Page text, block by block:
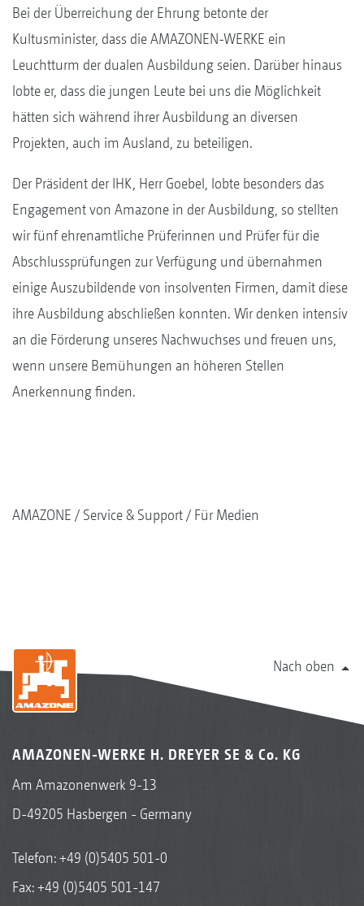
Bei der Überreichung der Ehrung betonte der
Kultusminister, dass die AMAZONEN-WERKE ein
Leuchtturm der dualen Ausbildung seien. Darüber hinaus
lobte er, dass die jungen Leute bei uns die Möglichkeit
hätten sich während ihrer Ausbildung an diversen
Projekten, auch im Ausland, zu beteiligen.
Der Präsident der IHK, Herr Goebel, lobte besonders das
Engagement von Amazone in der Ausbildung, so stellten
wir fünf ehrenamtliche Prüferinnen und Prüfer für die
Abschlussprüfungen zur Verfügung und übernahmen
einige Auszubildende von insolventen Firmen, damit diese
ihre Ausbildung abschließen konnten. Wir denken intensiv
an die Förderung unseres Nachwuchses und freuen uns,
wenn unsere Bemühungen an höheren Stellen
Anerkennung finden.
AMAZONE Service & Support Für Medien
Nach oben
AMAZONEN-WERKE H. DREYER SE & Co. KG
Am Amazonenwerk 9-13
D-49205 Hasbergen - Germany
Telefon:+49 (0)5405 501-0
Fax: +49 (0)5405 501-147